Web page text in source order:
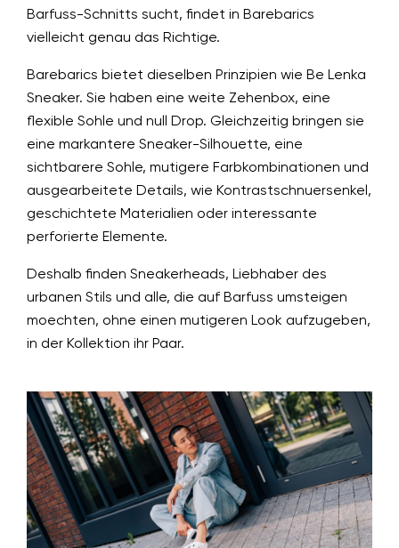
Barfuss-Schnitts sucht, findet in Barebarics
vielleicht genau das Richtige.
Barebarics bietet dieselben Prinzipien wie Be Lenka
Sneaker. Sie haben eine weite Zehenbox, eine
flexible Sohle und null Drop. Gleichzeitig bringen sie
eine markantere Sneaker-Silhouette, eine
sichtbarere Sohle, mutigere Farbkombinationen und
ausgearbeitete Details, wie Kontrastschnuersenkel,
geschichtete Materialien oder interessante
perforierte Elemente.
Deshalb finden Sneakerheads, Liebhaber des
urbanen Stils und alle, die auf Barfuss umsteigen
moechten, ohne einen mutigeren Look aufzugeben,
in der Kollektion ihr Paar.